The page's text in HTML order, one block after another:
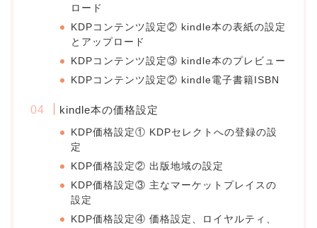
ロード
KDPコンテンツ設定② kindle本の表紙の設定
とアップロード
KDPコンテンツ設定③ kindle本のプレビュー
KDPコンテンツ設定② kindle電子書籍ISBN
kindle本の価格設定
KDP価格設定① KDPセレクトへの登録の設
定
KDP価格設定② 出版地域の設定
KDP価格設定③ 主なマーケットプレイスの
設定
KDP価格設定④ 価格設定、ロイヤルティ、